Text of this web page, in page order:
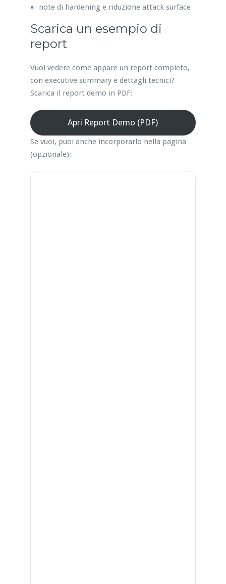
note di hardening e riduzione attack surface
Scarica un esempio di
report
Vuoi vedere come appare un report completo,
con executive summary e dettagli tecnici?
Scarica il report demo in PDF:
Apri Report Demo (PDF)
Se vuoi, puoi anche incorporarlo nella pagina
(opzionale):